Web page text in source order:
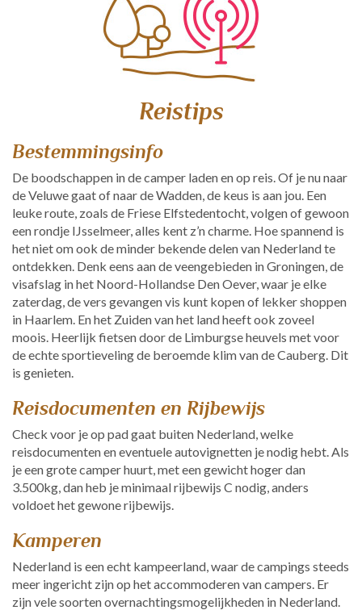
Reistips
Bestemmingsinfo
De boodschappen in de camper laden en op reis. Of je nu naar
de Veluwe gaat of naar de Wadden, de keus is aan jou. Een
leuke route, zoals de Friese Elfstedentocht, volgen of gewoon
een rondje IJsselmeer, alles kent z’n charme. Hoe spannend is
het niet om ook de minder bekende delen van Nederland te
ontdekken. Denk eens aan de veengebieden in Groningen, de
visafslag in het Noord-Hollandse Den Oever, waar je elke
zaterdag, de vers gevangen vis kunt kopen of lekker shoppen
in Haarlem. En het Zuiden van het land heeft ook zoveel
moois. Heerlijk fietsen door de Limburgse heuvels met voor
de echte sportieveling de beroemde klim van de Cauberg. Dit
is genieten.
Reisdocumenten en Rijbewijs
Check voor je op pad gaat buiten Nederland, welke
reisdocumenten en eventuele autovignetten je nodig hebt. Als
je een grote camper huurt, met een gewicht hoger dan
3.500kg, dan heb je minimaal rijbewijs C nodig, anders
voldoet het gewone rijbewijs.
Kamperen
Nederland is een echt kampeerland, waar de campings steeds
meer ingericht zijn op het accommoderen van campers. Er
zijn vele soorten overnachtingsmogelijkheden in Nederland.